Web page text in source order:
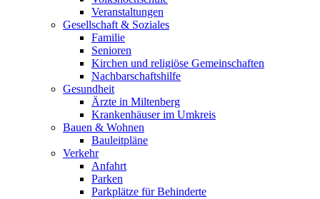
Veranstaltungen
Gesellschaft & Soziales
Familie
Senioren
Kirchen und religiöse Gemeinschaften
Nachbarschaftshilfe
Gesundheit
Ärzte in Miltenberg
Krankenhäuser im Umkreis
Bauen & Wohnen
Bauleitpläne
Verkehr
Anfahrt
Parken
Parkplätze für Behinderte